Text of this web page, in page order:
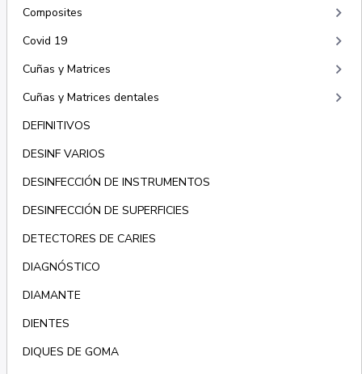
Composites keyboard_arrow_right
Covid 19 keyboard_arrow_right
Cuñas y Matrices keyboard_arrow_right
Cuñas y Matrices dentales keyboard_arrow_right
DEFINITIVOS
DESINF VARIOS
DESINFECCIÓN DE INSTRUMENTOS
DESINFECCIÓN DE SUPERFICIES
DETECTORES DE CARIES
DIAGNÓSTICO
DIAMANTE
DIENTES
DIQUES DE GOMA